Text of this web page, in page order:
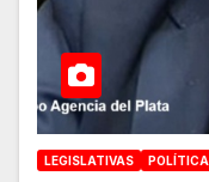
LEGISLATIVAS POLÍTICA